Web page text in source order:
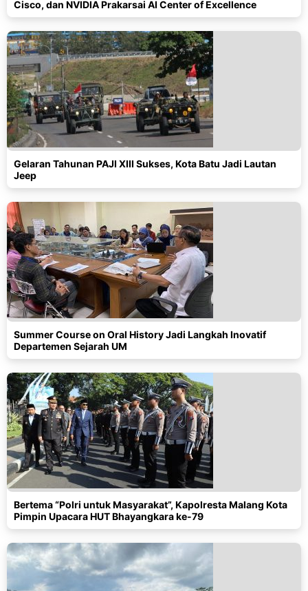
Cisco, dan NVIDIA Prakarsai AI Center of Excellence
Gelaran Tahunan PAJI XIII Sukses, Kota Batu Jadi Lautan
Jeep
Summer Course on Oral History Jadi Langkah Inovatif
Departemen Sejarah UM
Bertema “Polri untuk Masyarakat”, Kapolresta Malang Kota
Pimpin Upacara HUT Bhayangkara ke-79